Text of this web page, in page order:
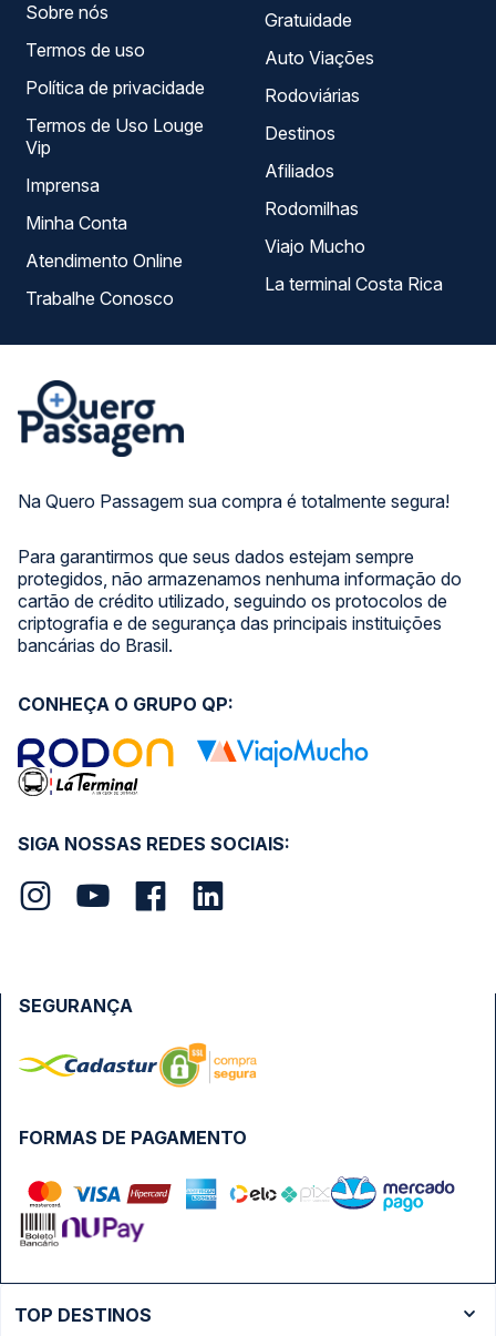
Na Quero Passagem sua compra é totalmente segura!
Para garantirmos que seus dados estejam sempre
protegidos, não armazenamos nenhuma informação do
cartão de crédito utilizado, seguindo os protocolos de
criptografia e de segurança das principais instituições
bancárias do Brasil.
Sobre nós
Termos de uso
Política de privacidade
Termos de Uso Louge
Vip
Imprensa
Minha Conta
Atendimento Online
Trabalhe Conosco
Gratuidade
Auto Viações
Rodoviárias
Destinos
Afiliados
Rodomilhas
Viajo Mucho
La terminal Costa Rica
SIGA NOSSAS REDES SOCIAIS:
CONHEÇA O GRUPO QP:
FORMAS DE PAGAMENTO
SEGURANÇA
TOP DESTINOS